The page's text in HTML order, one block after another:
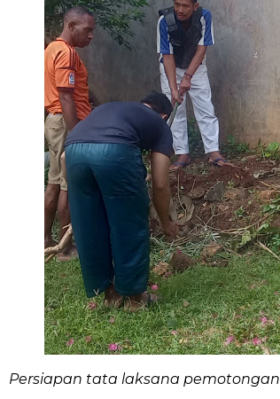
Persiapan tata laksana pemotongan